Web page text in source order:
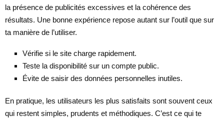
la présence de publicités excessives et la cohérence des
résultats. Une bonne expérience repose autant sur l’outil que sur
ta manière de l’utiliser.
Vérifie si le site charge rapidement.
Teste la disponibilité sur un compte public.
Évite de saisir des données personnelles inutiles.
En pratique, les utilisateurs les plus satisfaits sont souvent ceux
qui restent simples, prudents et méthodiques. C’est ce qui te